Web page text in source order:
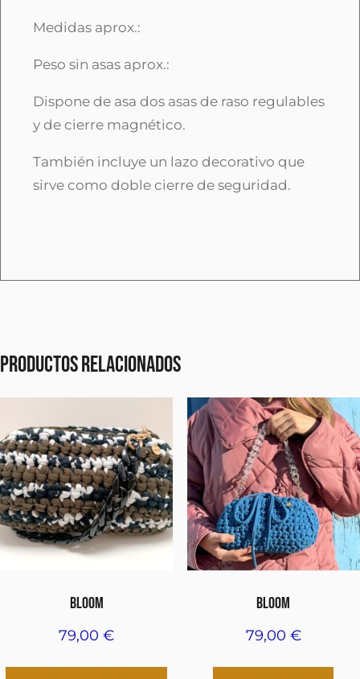
Medidas aprox.:
Peso sin asas aprox.:
Dispone de asa dos asas de raso regulables
y de cierre magnético.
También incluye un lazo decorativo que
sirve como doble cierre de seguridad.
Productos relacionados
BLOOM
79,00€
BLOOM
79,00 €